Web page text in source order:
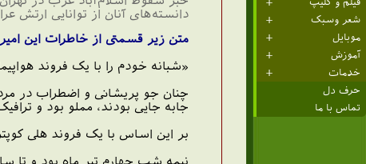
فیلم و کلیپ
شعر وسبک
موبایل
آموزش
خدمات
حرف دل
تماس با ما
دانسته‌های آنان از توانایی
متن زیر قسمتی از خاطرات این
«شبانه خودم را با یک فروند
چنان جو پریشانی و اضطراب در
جابه جایی بودند، مملو بود و
بر این اساس با یک فروند هلی